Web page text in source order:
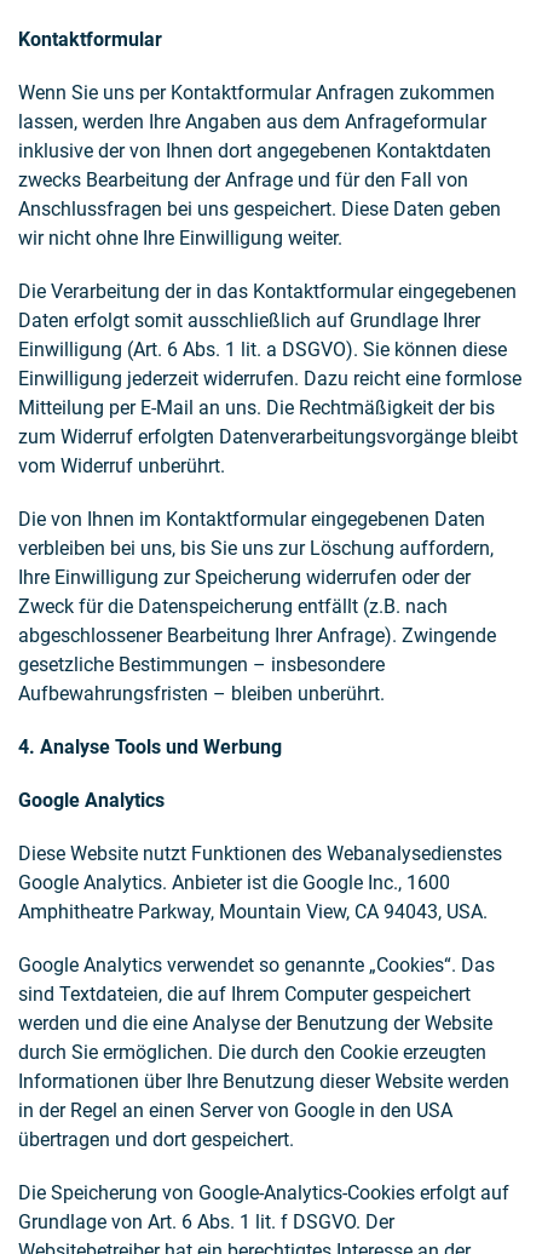
Kontaktformular
Wenn Sie uns per Kontaktformular Anfragen zukommen
lassen, werden Ihre Angaben aus dem Anfrageformular
inklusive der von Ihnen dort angegebenen Kontaktdaten
zwecks Bearbeitung der Anfrage und für den Fall von
Anschlussfragen bei uns gespeichert. Diese Daten geben
wir nicht ohne Ihre Einwilligung weiter.
Die Verarbeitung der in das Kontaktformular eingegebenen
Daten erfolgt somit ausschließlich auf Grundlage Ihrer
Einwilligung (Art. 6 Abs. 1 lit. a DSGVO). Sie können diese
Einwilligung jederzeit widerrufen. Dazu reicht eine formlose
Mitteilung per E-Mail an uns. Die Rechtmäßigkeit der bis
zum Widerruf erfolgten Datenverarbeitungsvorgänge bleibt
vom Widerruf unberührt.
Die von Ihnen im Kontaktformular eingegebenen Daten
verbleiben bei uns, bis Sie uns zur Löschung auffordern,
Ihre Einwilligung zur Speicherung widerrufen oder der
Zweck für die Datenspeicherung entfällt (z.B. nach
abgeschlossener Bearbeitung Ihrer Anfrage). Zwingende
gesetzliche Bestimmungen – insbesondere
Aufbewahrungsfristen – bleiben unberührt.
4. Analyse Tools und Werbung
Google Analytics
Diese Website nutzt Funktionen des Webanalysedienstes
Google Analytics. Anbieter ist die Google Inc., 1600
Amphitheatre Parkway, Mountain View, CA 94043, USA.
Google Analytics verwendet so genannte „Cookies“. Das
sind Textdateien, die auf Ihrem Computer gespeichert
werden und die eine Analyse der Benutzung der Website
durch Sie ermöglichen. Die durch den Cookie erzeugten
Informationen über Ihre Benutzung dieser Website werden
in der Regel an einen Server von Google in den USA
übertragen und dort gespeichert.
Die Speicherung von Google-Analytics-Cookies erfolgt auf
Grundlage von Art. 6 Abs. 1 lit. f DSGVO. Der